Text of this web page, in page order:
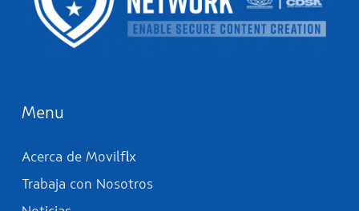
Menu
Acerca de Movilflix
Trabaja con Nosotros